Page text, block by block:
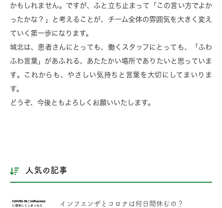
かもしれません。ですが、ふと立ち止まって「この言い方でよか
ったかな？」と考えることが、チーム全体の雰囲気を大きく変え
ていく第一歩になります。
城北は、患者さんにとっても、働くスタッフにとっても、「ふわ
ふわ言葉」があふれる、あたたかい場所でありたいと思っていま
す。これからも、やさしい気持ちと言葉を大切にしてまいりま
す。
どうぞ、今後ともよろしくお願いいたします。
人気の記事
インフエンザとコロナは何日間休むの？